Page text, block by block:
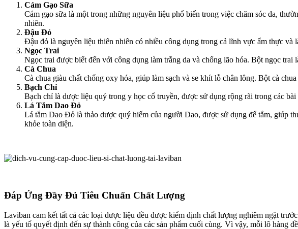
Cám Gạo Sữa
Cám gạo sữa là một trong những nguyên liệu phổ biến trong việc chăm sóc da,
nhiên.
Đậu Đỏ
Đậu đỏ là nguyên liệu thiên nhiên có nhiều công dụng trong cả lĩnh vực ẩm thực và
Ngọc Trai
Ngọc trai được biết đến với công dụng làm trắng da và chống lão hóa. Bột ngọc trai
Cà Chua
Cà chua giàu chất chống oxy hóa, giúp làm sạch và se khít lỗ chân lông. Bột cà
Bạch Chỉ
Bạch chỉ là dược liệu quý trong y học cổ truyền, được sử dụng rộng rãi trong các
Lá Tắm Dao Đỏ
Lá tắm Dao Đỏ là thảo dược quý hiếm của người Dao, được sử dụng để tắm, giúp
khỏe toàn diện.
Đáp Ứng Đầy Đủ Tiêu Chuẩn Chất Lượng
Laviban cam kết tất cả các loại dược liệu đều được kiểm định chất lượng nghiêm ngặt
là yếu tố quyết định đến sự thành công của các sản phẩm cuối cùng. Vì vậy, mỗi lô hàng